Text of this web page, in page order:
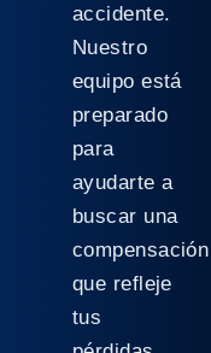
accidente.
Nuestro
equipo está
preparado
para
ayudarte a
buscar una
compensación
que refleje
tus